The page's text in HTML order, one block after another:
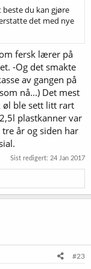
beste du kan gjøre
det med nye
fersk lærer på
-Og det smakte
av gangen på
nå...) Det mest
øl ble sett litt rart
plastkanner var
år og siden har
Sist redigert: 24 Jan 2017
#23